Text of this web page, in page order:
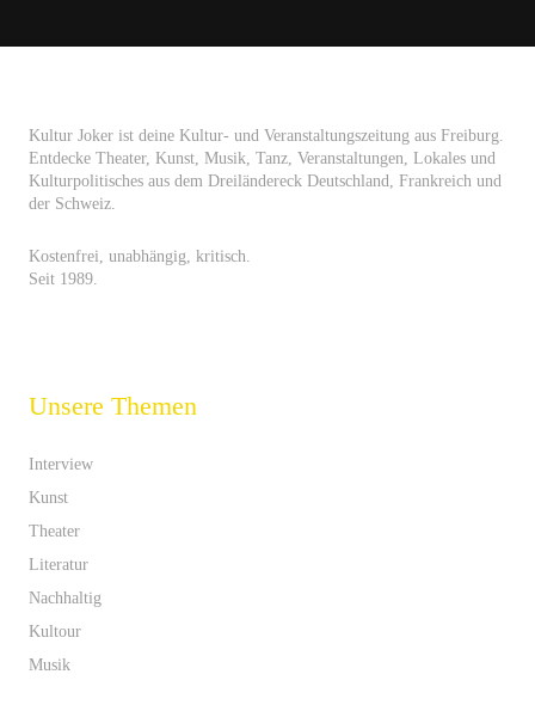
Kultur Joker ist deine Kultur- und Veranstaltungszeitung aus Freiburg.
Entdecke Theater, Kunst, Musik, Tanz, Veranstaltungen, Lokales und
Kulturpolitisches aus dem Dreiländereck Deutschland, Frankreich und
der Schweiz.
Kostenfrei, unabhängig, kritisch.
Seit 1989.
Unsere Themen
Interview
Kunst
Theater
Literatur
Nachhaltig
Kultour
Musik